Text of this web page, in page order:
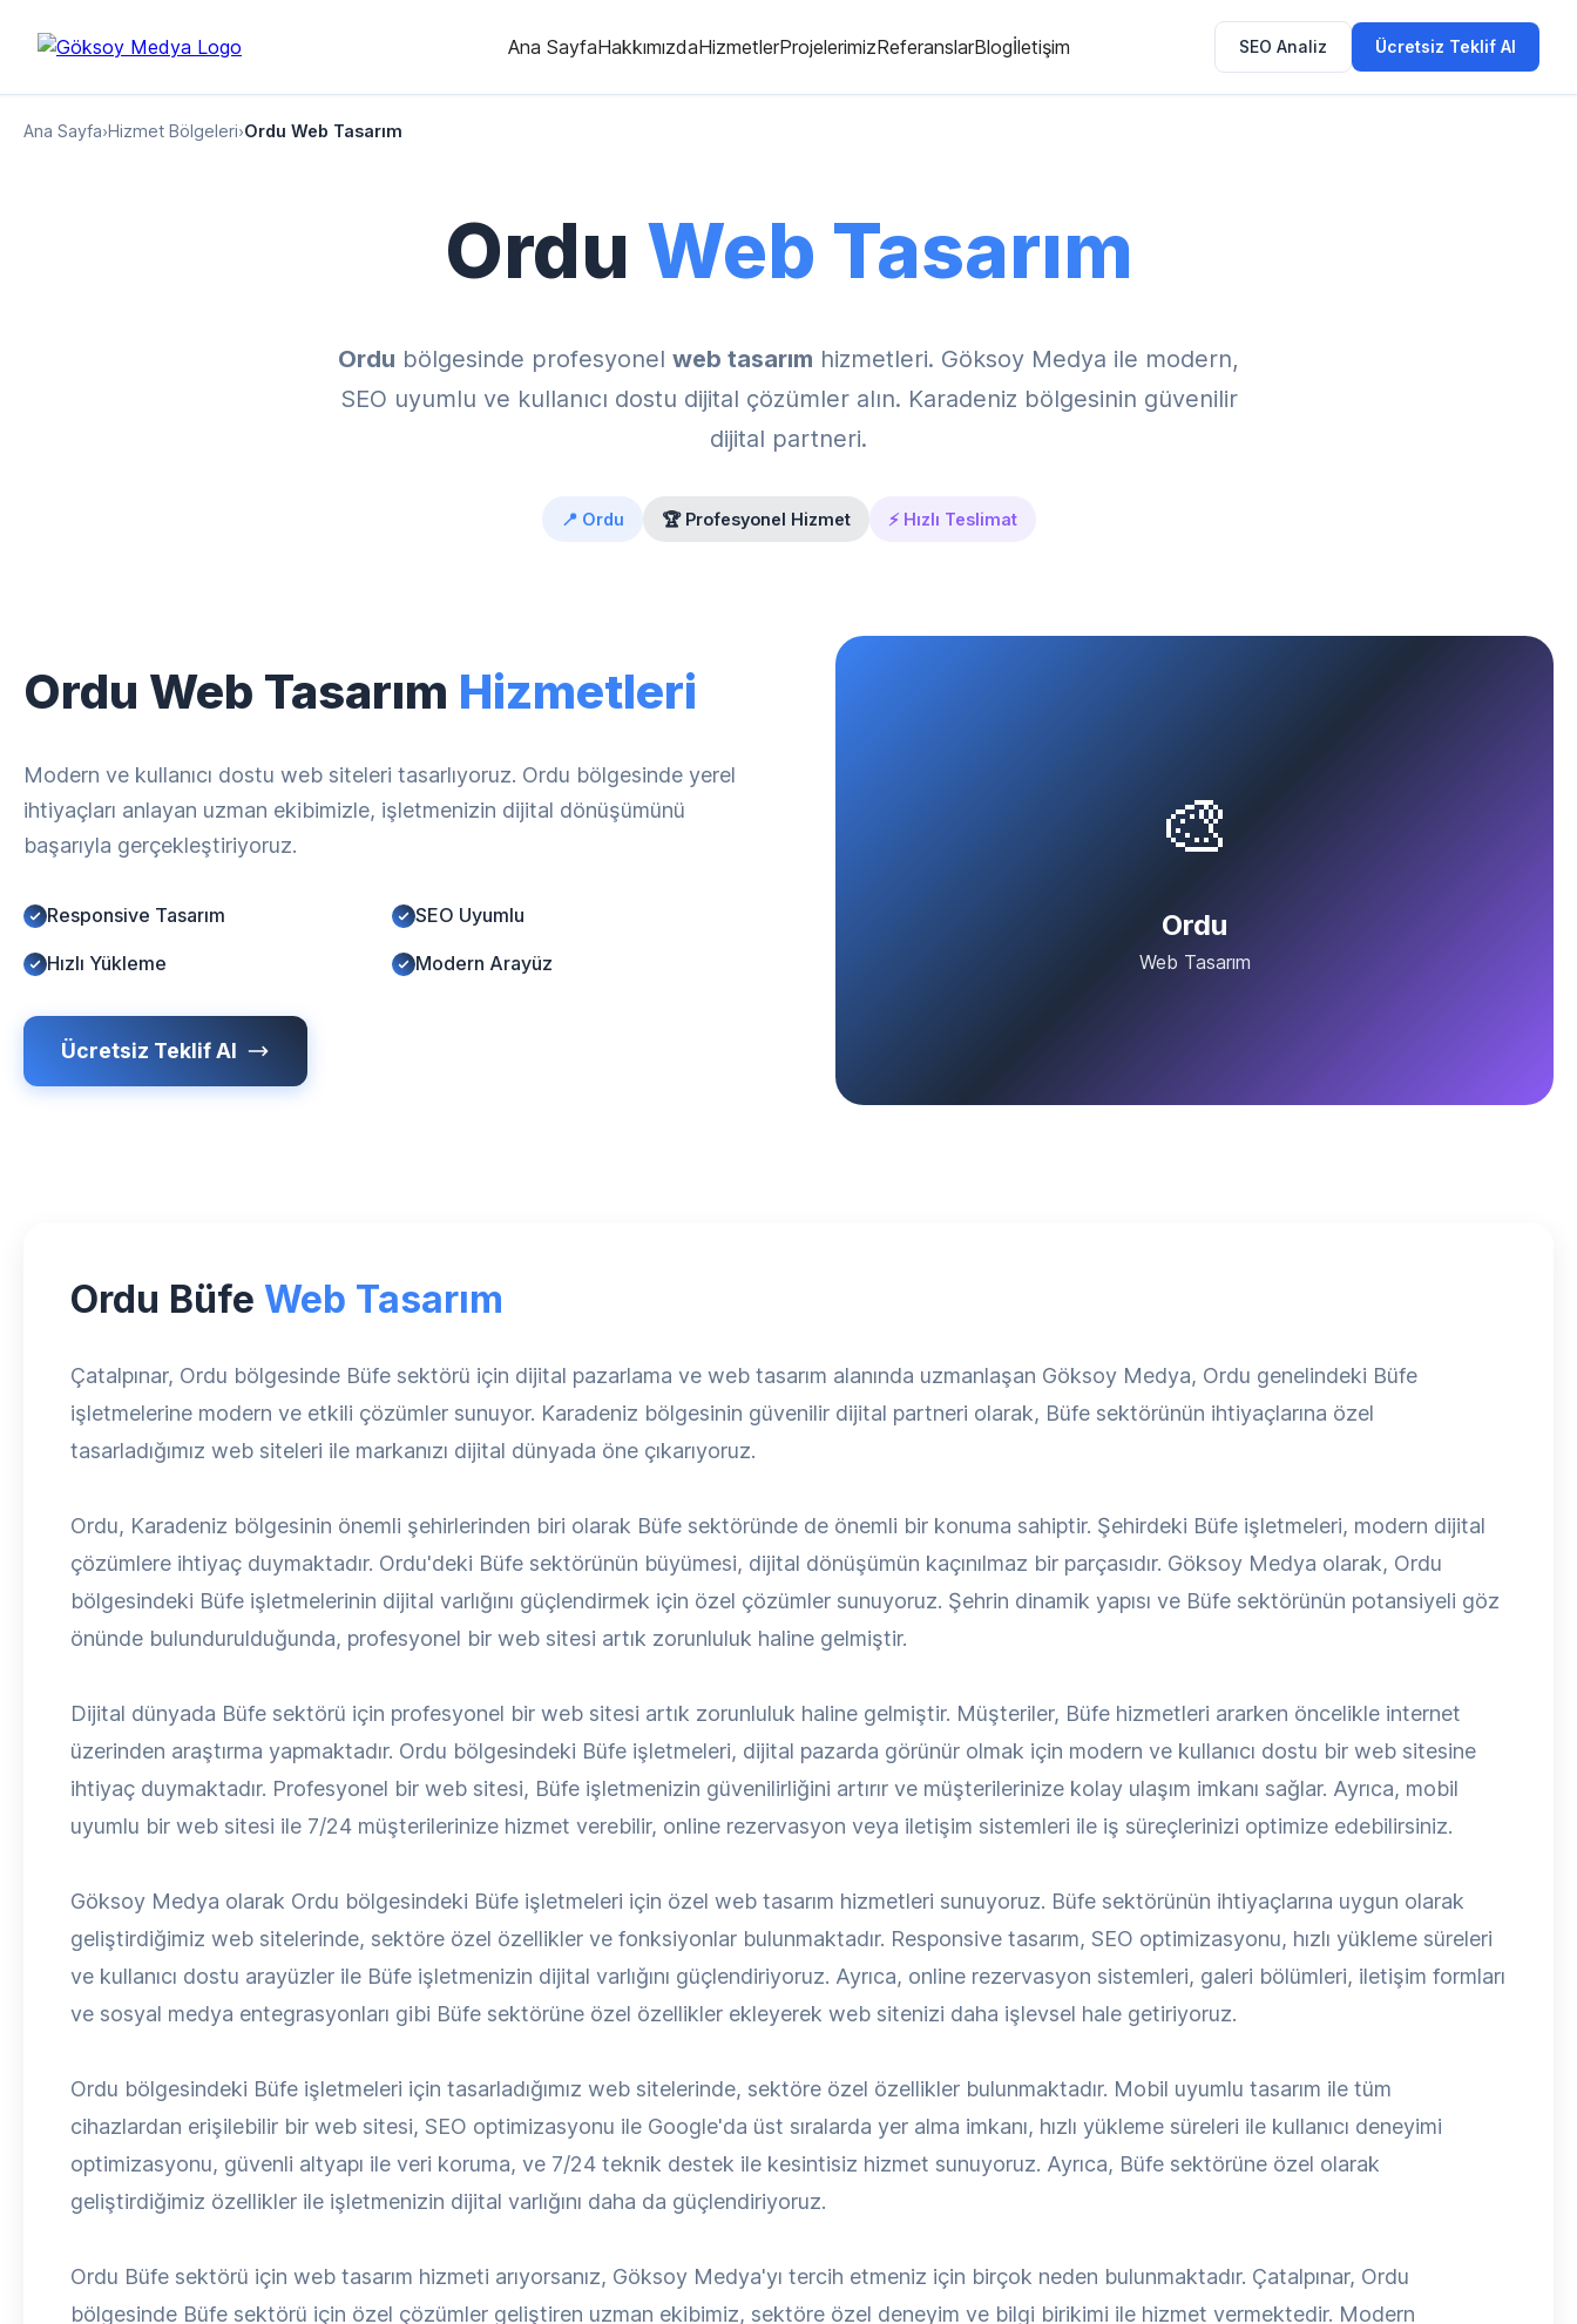
Ana SayfaHakkımızdaHizmetlerProjelerimizReferanslarBlogİletişim SEO Analiz Ücretsiz Teklif Al
Ana Sayfa›Hizmet Bölgeleri›Ordu Web Tasarım
Ordu Web Tasarım
Ordu bölgesinde profesyonel web tasarım hizmetleri. Göksoy Medya ile modern,
SEO uyumlu ve kullanıcı dostu dijital çözümler alın. Karadeniz bölgesinin güvenilir
dijital partneri.
📍 Ordu 🏆 Profesyonel Hizmet ⚡ Hızlı Teslimat
Ordu Web Tasarım Hizmetleri
Modern ve kullanıcı dostu web siteleri tasarlıyoruz. Ordu bölgesinde yerel
ihtiyaçları anlayan uzman ekibimizle, işletmenizin dijital dönüşümünü
başarıyla gerçekleştiriyoruz.
Responsive Tasarım SEO Uyumlu
Hızlı Yükleme Modern Arayüz
Ücretsiz Teklif Al
🎨
Ordu
Web Tasarım
Ordu Büfe Web Tasarım
Çatalpınar, Ordu bölgesinde Büfe sektörü için dijital pazarlama ve web tasarım alanında uzmanlaşan Göksoy Medya, Ordu genelindeki Büfe
işletmelerine modern ve etkili çözümler sunuyor. Karadeniz bölgesinin güvenilir dijital partneri olarak, Büfe sektörünün ihtiyaçlarına özel
tasarladığımız web siteleri ile markanızı dijital dünyada öne çıkarıyoruz.
Ordu, Karadeniz bölgesinin önemli şehirlerinden biri olarak Büfe sektöründe de önemli bir konuma sahiptir. Şehirdeki Büfe işletmeleri, modern dijital
çözümlere ihtiyaç duymaktadır. Ordu'deki Büfe sektörünün büyümesi, dijital dönüşümün kaçınılmaz bir parçasıdır. Göksoy Medya olarak, Ordu
bölgesindeki Büfe işletmelerinin dijital varlığını güçlendirmek için özel çözümler sunuyoruz. Şehrin dinamik yapısı ve Büfe sektörünün potansiyeli göz
önünde bulundurulduğunda, profesyonel bir web sitesi artık zorunluluk haline gelmiştir.
Dijital dünyada Büfe sektörü için profesyonel bir web sitesi artık zorunluluk haline gelmiştir. Müşteriler, Büfe hizmetleri ararken öncelikle internet
üzerinden araştırma yapmaktadır. Ordu bölgesindeki Büfe işletmeleri, dijital pazarda görünür olmak için modern ve kullanıcı dostu bir web sitesine
ihtiyaç duymaktadır. Profesyonel bir web sitesi, Büfe işletmenizin güvenilirliğini artırır ve müşterilerinize kolay ulaşım imkanı sağlar. Ayrıca, mobil
uyumlu bir web sitesi ile 7/24 müşterilerinize hizmet verebilir, online rezervasyon veya iletişim sistemleri ile iş süreçlerinizi optimize edebilirsiniz.
Göksoy Medya olarak Ordu bölgesindeki Büfe işletmeleri için özel web tasarım hizmetleri sunuyoruz. Büfe sektörünün ihtiyaçlarına uygun olarak
geliştirdiğimiz web sitelerinde, sektöre özel özellikler ve fonksiyonlar bulunmaktadır. Responsive tasarım, SEO optimizasyonu, hızlı yükleme süreleri
ve kullanıcı dostu arayüzler ile Büfe işletmenizin dijital varlığını güçlendiriyoruz. Ayrıca, online rezervasyon sistemleri, galeri bölümleri, iletişim formları
ve sosyal medya entegrasyonları gibi Büfe sektörüne özel özellikler ekleyerek web sitenizi daha işlevsel hale getiriyoruz.
Ordu bölgesindeki Büfe işletmeleri için tasarladığımız web sitelerinde, sektöre özel özellikler bulunmaktadır. Mobil uyumlu tasarım ile tüm
cihazlardan erişilebilir bir web sitesi, SEO optimizasyonu ile Google'da üst sıralarda yer alma imkanı, hızlı yükleme süreleri ile kullanıcı deneyimi
optimizasyonu, güvenli altyapı ile veri koruma, ve 7/24 teknik destek ile kesintisiz hizmet sunuyoruz. Ayrıca, Büfe sektörüne özel olarak
geliştirdiğimiz özellikler ile işletmenizin dijital varlığını daha da güçlendiriyoruz.
Ordu Büfe sektörü için web tasarım hizmeti arıyorsanız, Göksoy Medya'yı tercih etmeniz için birçok neden bulunmaktadır. Çatalpınar, Ordu
bölgesinde Büfe sektörü için özel çözümler geliştiren uzman ekibimiz, sektöre özel deneyim ve bilgi birikimi ile hizmet vermektedir. Modern